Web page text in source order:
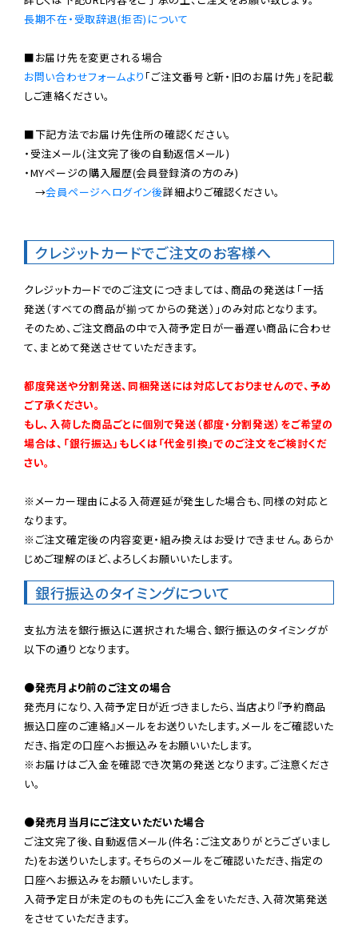
長期不在・受取辞退(拒否)について
お問い合わせフォームより 「ご注文番号と新・旧のお届け先」を記載
しご連絡ください。
■下記方法でお届け先住所の確認ください。
・受注メール(注文完了後の自動返信メール)
・MYページの購入履歴(会員登録済の方のみ)
→会員ページへログイン後詳細よりご確認ください。
クレジットカードでご注文のお客様へ
クレジットカードでのご注文につきましては、商品の発送は「一括
発送（すべての商品が揃ってからの発送）」のみ対応となります。
そのため、ご注文商品の中で入荷予定日が一番遅い商品に合わせ
て、まとめて発送させていただきます。
都度発送や分割発送、同梱発送には対応しておりませんので、予め
ご了承ください。
もし、入荷した商品ごとに個別で発送（都度・分割発送）をご希望の
場合は、「銀行振込」もしくは「代金引換」でのご注文をご検討くだ
さい。
※メーカー理由による入荷遅延が発生した場合も、同様の対応と
なります。
※ご注文確定後の内容変更・組み換えはお受けできません。あらか
じめご理解のほど、よろしくお願いいたします。
銀行振込のタイミングについて
支払方法を銀行振込に選択された場合、銀行振込のタイミングが
以下の通りとなります。
●発売月より前のご注文の場合
発売月になり、入荷予定日が近づきましたら、当店より『予約商品
振込口座のご連絡』メールをお送りいたします。メールをご確認いた
だき、指定の口座へお振込みをお願いいたします。
※お届けはご入金を確認でき次第の発送となります。ご注意くださ
い。
●発売月当月にご注文いただいた場合
ご注文完了後、自動返信メール(件名：ご注文ありがとうございまし
た)をお送りいたします。そちらのメールをご確認いただき、指定の
口座へお振込みをお願いいたします。
入荷予定日が未定のものも先にご入金をいただき、入荷次第発送
をさせていただきます。